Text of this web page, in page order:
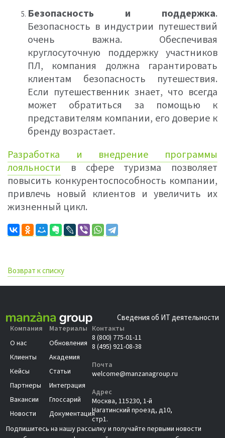
Безопасность и поддержка.
Безопасность в индустрии путешествий
очень важна. Обеспечивая
круглосуточную поддержку участников
ПЛ, компания должна гарантировать
клиентам безопасность путешествия.
Если путешественник знает, что всегда
может обратиться за помощью к
представителям компании, его доверие к
бренду возрастает.
Разработка и внедрение программы
лояльности в сфере туризма позволяет
повысить конкурентоспособность компании,
привлечь новый клиентов и увеличить их
жизненный цикл.
Возврат к списку
Сведения об ИТ деятельности
Компания
О нас
Клиенты
Кейсы
Партнеры
Вакансии
Новости
Материалы
Обновления
Академия
Статьи
Интеграция
Глоссарий
Документация
Контакты
8 (800) 775-01-11
8 (495) 921-08-38
Почта
welcome@manzanagroup.ru
Адрес
Москва, 115230, 1-й
Нагатинский проезд, д10,
стр1.
Подпишитесь на нашу рассылку и получайте первыми новости